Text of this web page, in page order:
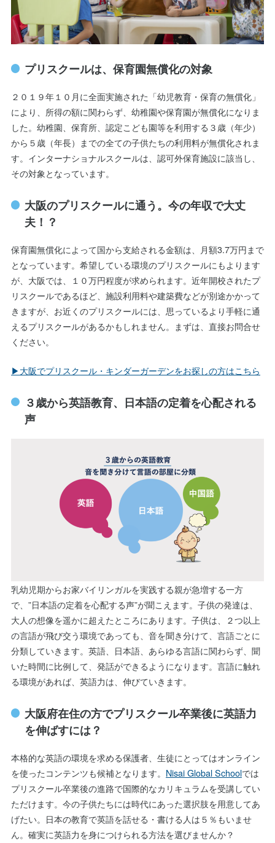
プリスクールは、保育園無償化の対象
２０１９年１０月に全面実施された「幼児教育・保育の無償化」
により、所得の額に関わらず、幼稚園や保育園が無償化になりま
した。幼稚園、保育所、認定こども園等を利用する３歳（年少）
から５歳（年長）までの全ての子供たちの利用料が無償化されま
す。インターナショナルスクールは、認可外保育施設に該当し、
その対象となっています。
大阪のプリスクールに通う。今の年収で大丈
夫！？
保育園無償化によって国から支給される金額は、月額3.7万円まで
となっています。希望している環境のプリスクールにもよります
が、大阪では、１０万円程度が求められます。近年開校されたプ
リスクールであるほど、施設利用料や建築費などが別途かかって
きますが、お近くのプリスクールには、思っているより手軽に通
えるプリスクールがあるかもしれません。まずは、直接お問合せ
ください。
▶︎大阪でプリスクール・キンダーガーデンをお探しの方はこちら
３歳から英語教育、日本語の定着を心配される
声
乳幼児期からお家バイリンガルを実践する親が急増する一方
で、”日本語の定着を心配する声”が聞こえます。子供の発達は、
大人の想像を遥かに超えたところにあります。子供は、２つ以上
の言語が飛び交う環境であっても、音を聞き分けて、言語ごとに
分類していきます。英語、日本語、あらゆる言語に関わらず、聞
いた時間に比例して、発話ができるようになります。言語に触れ
る環境があれば、英語力は、伸びていきます。
大阪府在住の方でプリスクール卒業後に英語力
を伸ばすには？
本格的な英語の環境を求める保護者、生徒にとってはオンライン
を使ったコンテンツも候補となります。 Nisai Global Schoolでは
プリスクール卒業後の進路で国際的なカリキュラムを受講してい
ただけます。今の子供たちには時代にあった選択肢を用意してあ
げたい。日本の教育で英語を話せる・書ける人は５％もいませ
ん。確実に英語力を身につけられる方法を選びませんか？